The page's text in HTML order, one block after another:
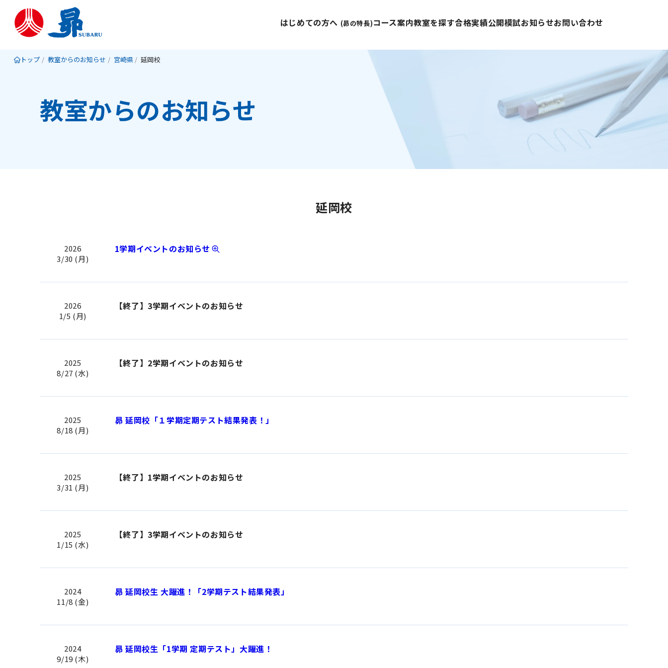
はじめての方へ (昴の特長)コース案内教室を探す合格実績公開模試お知らせお問い合わせ
トップ 教室からのお知らせ 宮崎県 延岡校
教室からのお知らせ
延岡校
2026
3/30 (月)
1学期イベントのお知らせ
2026
1/5 (月)
【終了】3学期イベントのお知らせ
2025
8/27 (水)
【終了】2学期イベントのお知らせ
2025
8/18 (月)
昴 延岡校「１学期定期テスト結果発表！」
2025
3/31 (月)
【終了】1学期イベントのお知らせ
2025
1/15 (水)
【終了】3学期イベントのお知らせ
2024
11/8 (金)
昴 延岡校生 大躍進！「2学期テスト結果発表」
2024
9/19 (木)
昴 延岡校生「1学期 定期テスト」大躍進！